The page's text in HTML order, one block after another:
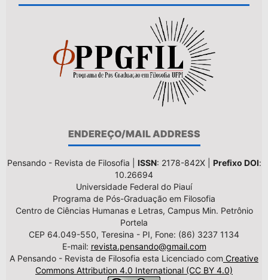
ENDEREÇO/MAIL ADDRESS
Pensando - Revista de Filosofia | ISSN: 2178-842X | Prefixo DOI:
10.26694
Universidade Federal do Piauí
Programa de Pós-Graduação em Filosofia
Centro de Ciências Humanas e Letras, Campus Min. Petrônio
Portela
CEP 64.049-550, Teresina - PI, Fone: (86) 3237 1134
E-mail: revista.pensando@gmail.com
A Pensando - Revista de Filosofia esta Licenciado com Creative
Commons Attribution 4.0 International (CC BY 4.0)